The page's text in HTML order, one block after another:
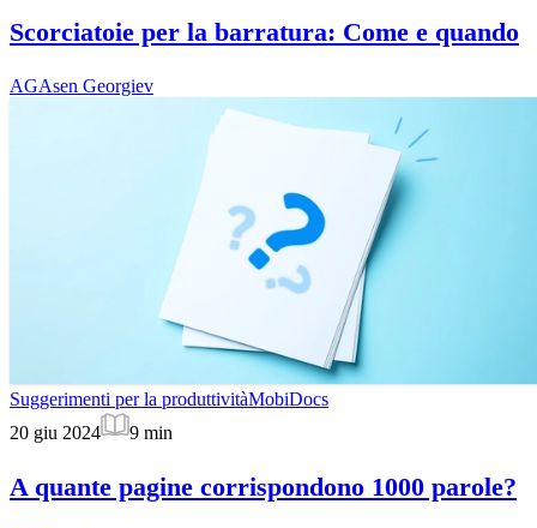
Scorciatoie per la barratura: Come e quando
AGAsen Georgiev
Suggerimenti per la produttivitàMobiDocs
20 giu 2024
9 min
A quante pagine corrispondono 1000 parole?